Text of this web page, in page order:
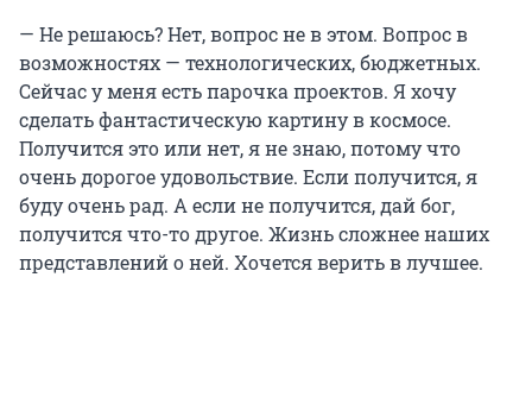
— Не решаюсь? Нет, вопрос не в этом. Вопрос в
возможностях — технологических, бюджетных.
Сейчас у меня есть парочка проектов. Я хочу
сделать фантастическую картину в космосе.
Получится это или нет, я не знаю, потому что
очень дорогое удовольствие. Если получится, я
буду очень рад. А если не получится, дай бог,
получится что-то другое. Жизнь сложнее наших
представлений о ней. Хочется верить в лучшее.